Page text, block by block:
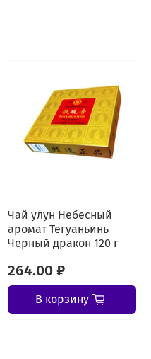
Чай улун Небесный
аромат Тегуаньинь
Черный дракон 120 г
264.00 ₽
В корзину